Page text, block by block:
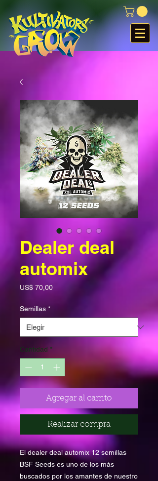
Dealer deal
automix
US$ 70,00Precio
Semillas *
Cantidad *
Agregar al carrito
Realizar compra
El dealer deal automix 12 semillas
BSF Seeds es uno de los más
buscados por los amantes de nuestro